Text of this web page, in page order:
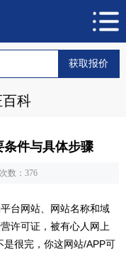
获取报价
科
件与具体步骤
数：376
台网站、网站名称和域
许可证，被有心人网上
很完，你这网站/APP可